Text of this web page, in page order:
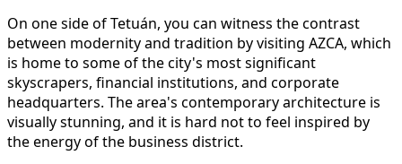
On one side of Tetuán, you can witness the contrast
between modernity and tradition by visiting AZCA, which
is home to some of the city's most significant
skyscrapers, financial institutions, and corporate
headquarters. The area's contemporary architecture is
visually stunning, and it is hard not to feel inspired by
the energy of the business district.